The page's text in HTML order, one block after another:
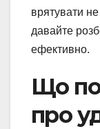
врятувати
давайте
ефективно.
Що
про